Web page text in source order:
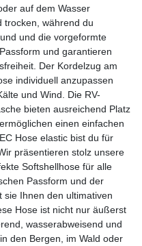
auf dem Wasser
trocken, während du
und die vorgeformte
und garantieren
Der Kordelzug am
individuell anzupassen
und Wind. Die RV-
bieten ausreichend Platz
einen einfachen
Hose elastic bist du für
präsentieren stolz unsere
Softshellhose für alle
Passform und der
sie Ihnen den ultimativen
Hose ist nicht nur äußerst
wasserabweisend und
den Bergen, im Wald oder